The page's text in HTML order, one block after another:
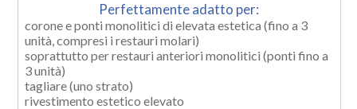
Perfettamente adatto per:
corone e ponti monolitici di elevata estetica (fino a 3
unità, compresi i restauri molari)
soprattutto per restauri anteriori monolitici (ponti fino a
3 unità)
tagliare (uno strato)
rivestimento estetico elevato